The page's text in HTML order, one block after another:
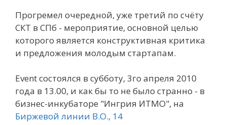
Прогремел очередной, уже третий по счёту
СКТ в СПб - мероприятие, основной целью
которого является конструктивная критика
и предложения молодым стартапам.
Event состоялся в субботу, 3го апреля 2010
года в 13.00, и как бы то не было странно - в
бизнес-инкубаторе "Ингрия ИТМО", на
Биржевой линии В.О., 14